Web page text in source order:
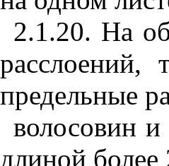
2.1.20. На
предельные
волосовин
длиной